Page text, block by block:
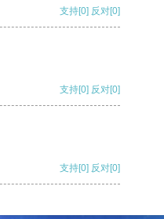
支持[0] 反对[0]
支持[0] 反对[0]
支持[0] 反对[0]